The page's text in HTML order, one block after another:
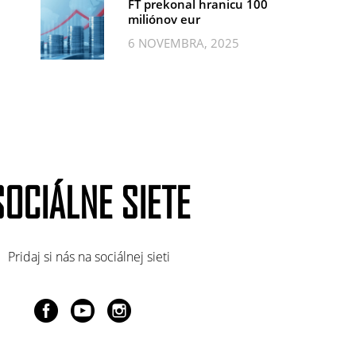
FT prekonal hranicu 100
miliónov eur
6 NOVEMBRA, 2025
SIETE
Pridaj si nás na sociálnej sieti